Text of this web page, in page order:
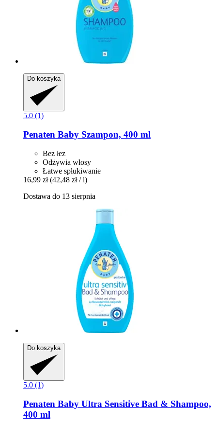
Do koszyka
5.0 (1)
Penaten Baby Szampon, 400 ml
Bez łez
Odżywia włosy
Łatwe spłukiwanie
16,99 zł (42,48 zł / l)
Dostawa do 13 sierpnia
Do koszyka
5.0 (1)
Penaten Baby Ultra Sensitive Bad & Shampoo,
400 ml